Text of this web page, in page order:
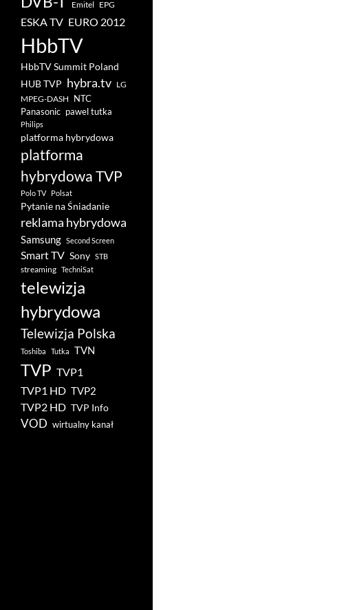
Emitel EPG
ESKA TV EURO 2012
HbbTV
HbbTV Summit Poland
HUB TVP hybra.tv LG
MPEG-DASH NTC
Panasonic pawel tutka
Philips
platforma hybrydowa
platforma
hybrydowa TVP
Polo TV Polsat
Pytanie na Śniadanie
reklama hybrydowa
Samsung Second Screen
Smart TV Sony STB
streaming TechniSat
telewizja
hybrydowa
Telewizja Polska
Toshiba Tutka TVN
TVP TVP1
TVP1 HD TVP2
TVP2 HD TVP Info
VOD wirtualny kanał